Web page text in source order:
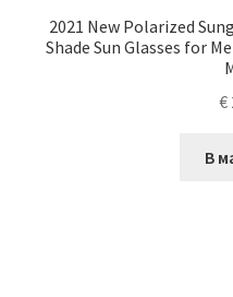
2021 New Polarized
Shade Sun Glasses for
€
В